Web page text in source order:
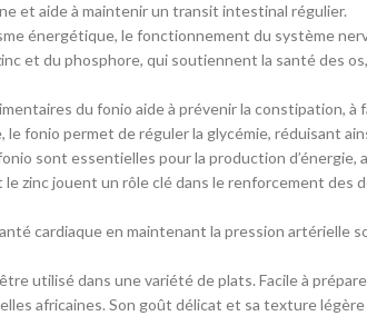
et aide à maintenir un transit intestinal régulier.
énergétique, le fonctionnement du système
et du phosphore, qui soutiennent la santé des
du fonio aide à prévenir la constipation,
fonio permet de réguler la glycémie, réduisant
sont essentielles pour la production
zinc jouent un rôle clé dans le renforcement
cardiaque en maintenant la pression artérielle
utilisé dans une variété de plats. Facile à
africaines. Son goût délicat et sa texture